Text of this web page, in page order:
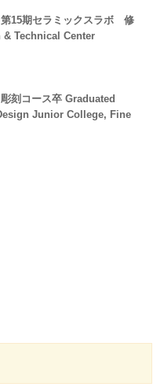
15期セラミックスラボ 修
Technical Center
コース卒 Graduated
Junior College, Fine